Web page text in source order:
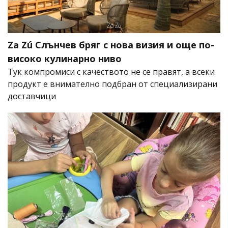
Za Zú Слънчев бряг с нова визия и още по-
високо кулинарно ниво
Тук компромиси с качеството не се правят, а всеки
продукт е внимателно подбран от специализирани
доставчици